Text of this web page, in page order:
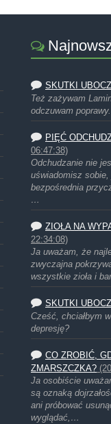
SKUTKI
Też zażywam
odczuwam poprawy.
PIĘĆ
06:47:38)
Odchudzanie nie
uświadomisz
bezpośrednia
…
ZIOŁA NA
22:34:08)
Ja uważam, że
zwyczajna
wszystkie zioła i
SKUTKI
Cześć, chciałbym
depresję?
CO ZROBIĆ,
ZMARSZCZKA?
Ja osobiście
są oznaką
ani próbować
wyglądać,…